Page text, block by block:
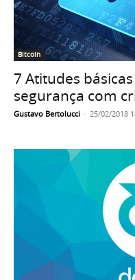
Bitcoin
7 Atitudes
segurança com
Gustavo Bertolucci - 25/02/2018